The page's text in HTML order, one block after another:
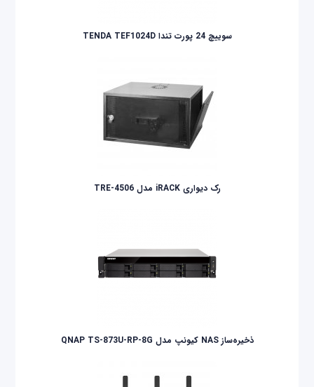
سوییچ 24 پورت تندا TENDA TEF1024D
رک دیواری iRACK مدل TRE-4506
ذخیره‌ساز NAS کیونپ مدل QNAP TS-873U-RP-8G